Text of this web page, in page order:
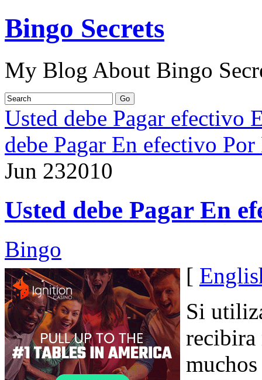
Bingo Secrets
My Blog About Bingo
Usted debe Pagar efectivo
debe Pagar En efectivo
Jun 232010
Usted debe Pagar En
Bingo
[
Si
recibira